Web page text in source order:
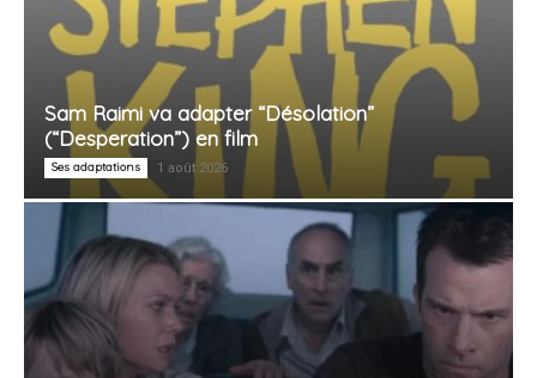
Sam Raimi va adapter “Désolation”
(“Desperation”) en film
Ses adaptations 1 août 2026